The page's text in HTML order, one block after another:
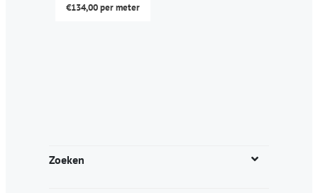
Zoeken
€134,00per meter
kan